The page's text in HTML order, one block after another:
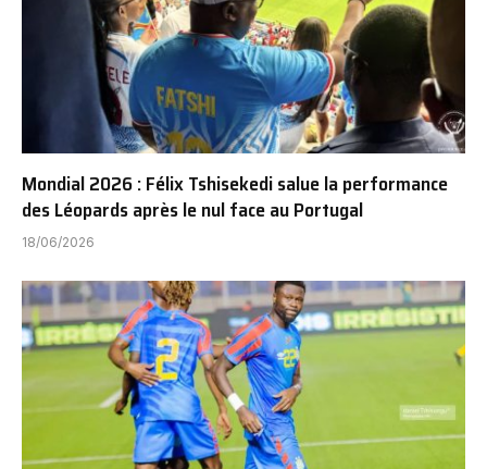
Mondial 2026 : Félix Tshisekedi salue la performance
des Léopards après le nul face au Portugal
18/06/2026